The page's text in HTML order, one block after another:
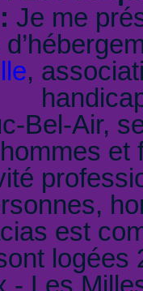
Je me
,
Bel-Air,
et
est
logées
- Les